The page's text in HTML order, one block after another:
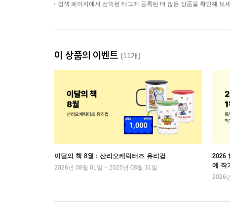
검색 페이지에서 선택된 태그에 등록된 더 많은 상품을 확인해 보
이 상품의 이벤트 (11개)
이달의 책 8월 : 산리오캐릭터즈 유리컵
2026년 08월 01일 ~ 2026년 08월 31일
2026
예 작
2026